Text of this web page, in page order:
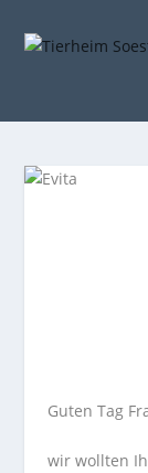
Guten Tag
wir wollten